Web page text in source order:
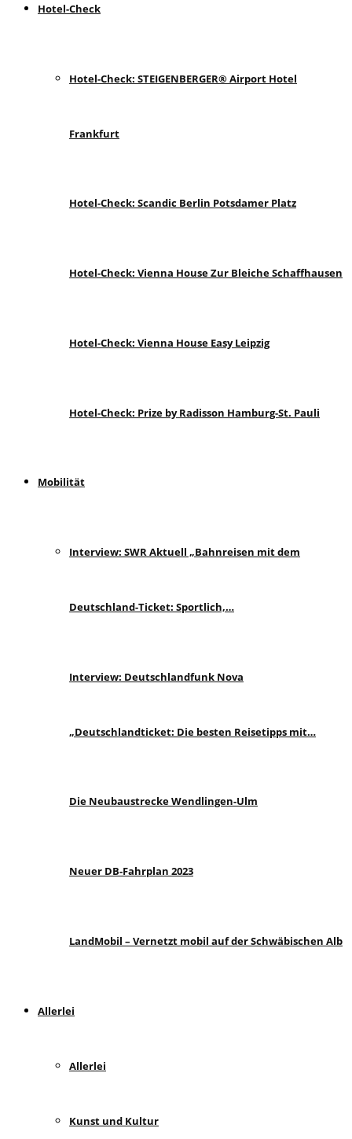
Hotel-Check
Hotel-Check: STEIGENBERGER® Airport Hotel
Frankfurt
Hotel-Check: Scandic Berlin Potsdamer Platz
Hotel-Check: Vienna House Zur Bleiche Schaffhausen
Hotel-Check: Vienna House Easy Leipzig
Hotel-Check: Prize by Radisson Hamburg-St. Pauli
Mobilität
Interview: SWR Aktuell „Bahnreisen mit dem
Deutschland-Ticket: Sportlich,…
Interview: Deutschlandfunk Nova
„Deutschlandticket: Die besten Reisetipps mit…
Die Neubaustrecke Wendlingen-Ulm
Neuer DB-Fahrplan 2023
LandMobil – Vernetzt mobil auf der Schwäbischen Alb
Allerlei
Allerlei
Kunst und Kultur